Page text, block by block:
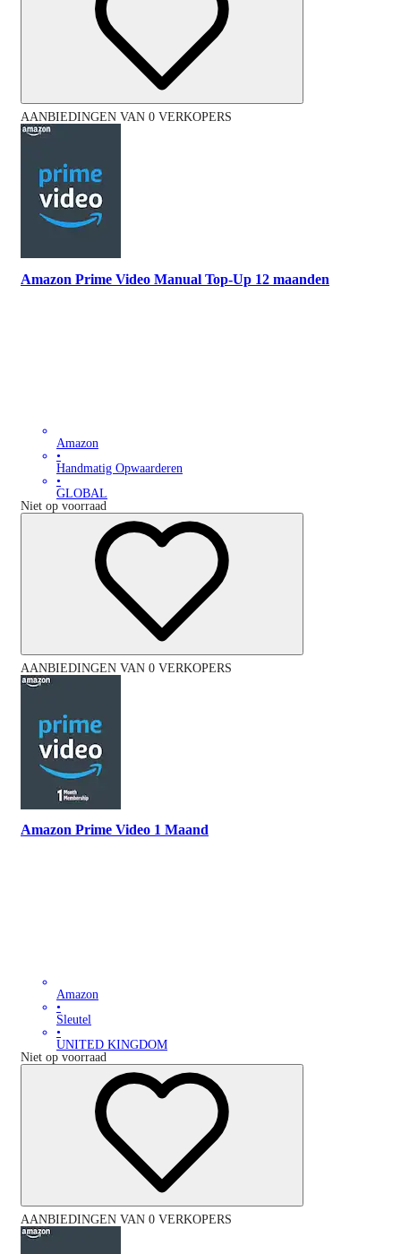
AANBIEDINGEN VAN 0 VERKOPERS
Amazon Prime Video Manual Top-Up 12 maanden
Amazon
•
Handmatig Opwaarderen
•
GLOBAL
Niet op voorraad
AANBIEDINGEN VAN 0 VERKOPERS
Amazon Prime Video 1 Maand
Amazon
•
Sleutel
•
UNITED KINGDOM
Niet op voorraad
AANBIEDINGEN VAN 0 VERKOPERS